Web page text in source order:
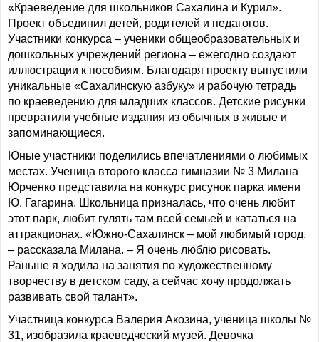
«Краеведение для школьников Сахалина и Курил».
Проект объединил детей, родителей и педагогов.
Участники конкурса – ученики общеобразовательных и
дошкольных учреждений региона – ежегодно создают
иллюстрации к пособиям. Благодаря проекту выпустили
уникальные «Сахалинскую азбуку» и рабочую тетрадь
по краеведению для младших классов. Детские рисунки
превратили учебные издания из обычных в живые и
запоминающиеся.
Юные участники поделились впечатлениями о любимых
местах. Ученица второго класса гимназии № 3 Милана
Юрченко представила на конкурс рисунок парка имени
Ю. Гагарина. Школьница призналась, что очень любит
этот парк, любит гулять там всей семьей и кататься на
аттракционах. «Южно-Сахалинск – мой любимый город,
– рассказала Милана. – Я очень люблю рисовать.
Раньше я ходила на занятия по художественному
творчеству в детском саду, а сейчас хочу продолжать
развивать свой талант».
Участница конкурса Валерия Акозина, ученица школы №
31, изобразила краеведческий музей. Девочка